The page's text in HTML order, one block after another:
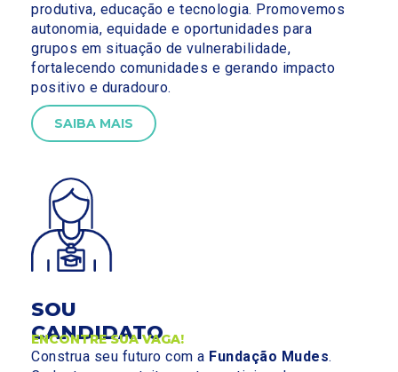
produtiva, educação e tecnologia. Promovemos
autonomia, equidade e oportunidades para
grupos em situação de vulnerabilidade,
fortalecendo comunidades e gerando impacto
positivo e duradouro.
SAIBA MAIS
SOU
CANDIDATO
ENCONTRE SUA VAGA!
Construa seu futuro com a Fundação Mudes.